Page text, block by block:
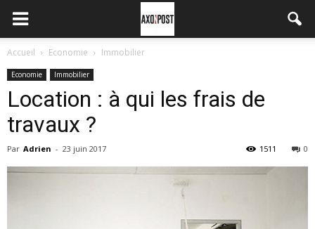
Accueil Economie Immobilier
Economie Immobilier
Location : à qui les frais de
travaux ?
Par Adrien - 23 juin 2017 0
1511